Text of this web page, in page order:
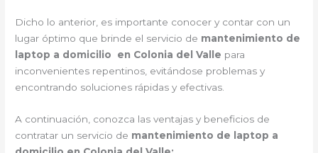
Dicho lo anterior, es importante conocer y contar con un
lugar óptimo que brinde el servicio de mantenimiento de
laptop a domicilio en Colonia del Valle para
inconvenientes repentinos, evitándose problemas y
encontrando soluciones rápidas y efectivas.
A continuación, conozca las ventajas y beneficios de
contratar un servicio de mantenimiento de laptop a